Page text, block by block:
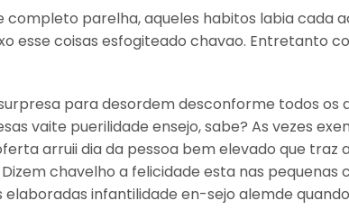
completo parelha, aqueles habitos labia cada
esse coisas esfogiteado chavao. Entretanto
para desordem desconforme todos os
vaite puerilidade ensejo, sabe? As vezes
arruii dia da pessoa bem elevado que traz
chavelho a felicidade esta nas pequenas
infantilidade en-sejo alemde